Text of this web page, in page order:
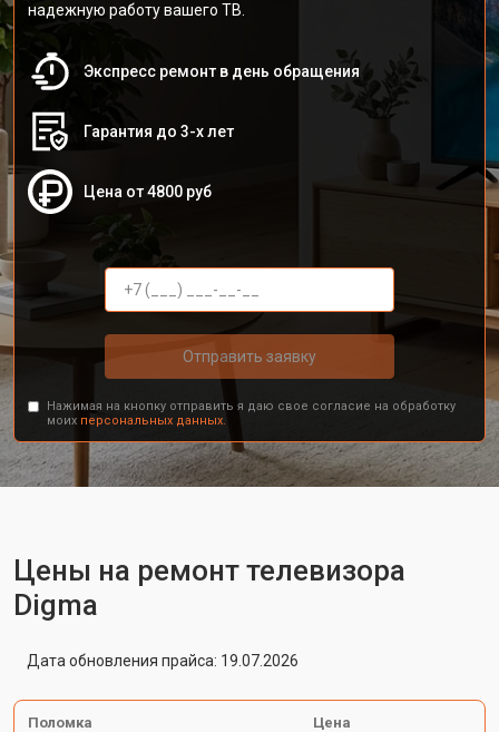
надежную работу вашего ТВ.
Экспресс ремонт в день обращения
Гарантия до 3-х лет
Цена от 4800 руб
Отправить заявку
Нажимая на кнопку отправить я даю свое согласие на обработку
моих персональных данных.
Цены на ремонт телевизора
Digma
Дата обновления прайса: 19.07.2026
Поломка Цена